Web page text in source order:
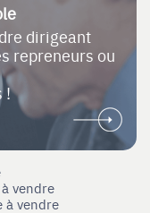
dirigeant
repreneurs ou
!
vendre
à vendre